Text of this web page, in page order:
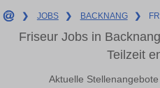
❯ JOBS ❯ BACKNANG ❯
Friseur Jobs in
Teilzeit
Aktuelle